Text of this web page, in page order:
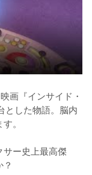
画『インサイド・
とした物語。脳内
。
サー史上最高傑